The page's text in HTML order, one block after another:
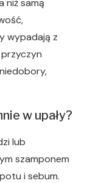
wypadają z
w upały?
lub
szamponem
i sebum.